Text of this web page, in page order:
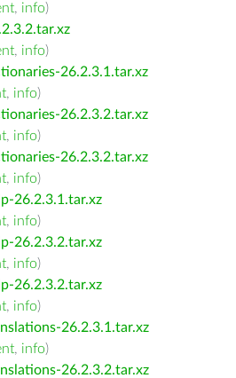
, info)
, info)
26.2.3.1.tar.xz
, info)
26.2.3.2.tar.xz
, info)
26.2.3.2.tar.xz
, info)
26.2.3.1.tar.xz
, info)
26.2.3.2.tar.xz
, info)
26.2.3.2.tar.xz
, info)
26.2.3.1.tar.xz
, info)
26.2.3.2.tar.xz